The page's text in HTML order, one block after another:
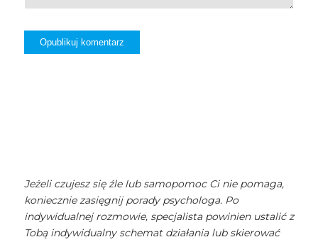
Jeżeli czujesz się źle lub samopomoc Ci nie pomaga,
koniecznie zasięgnij porady psychologa. Po
indywidualnej rozmowie, specjalista powinien ustalić z
Tobą indywidualny schemat działania lub skierować